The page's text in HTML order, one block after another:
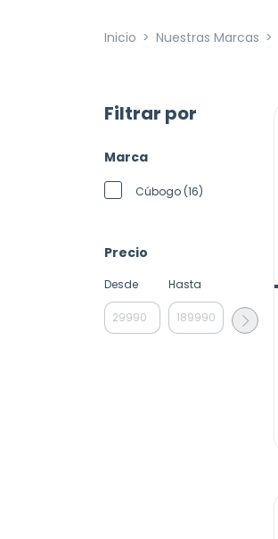
Inicio > Nuestras Marcas >
Filtrar por
Marca
Cúbogo (16)
Precio
Desde Hasta